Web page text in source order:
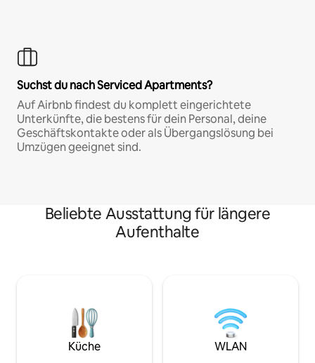
Suchst du nach Serviced Apartments?
Auf Airbnb findest du komplett eingerichtete
Unterkünfte, die bestens für dein Personal, deine
Geschäftskontakte oder als Übergangslösung bei
Umzügen geeignet sind.
Beliebte Ausstattung für längere
Aufenthalte
Küche WLAN